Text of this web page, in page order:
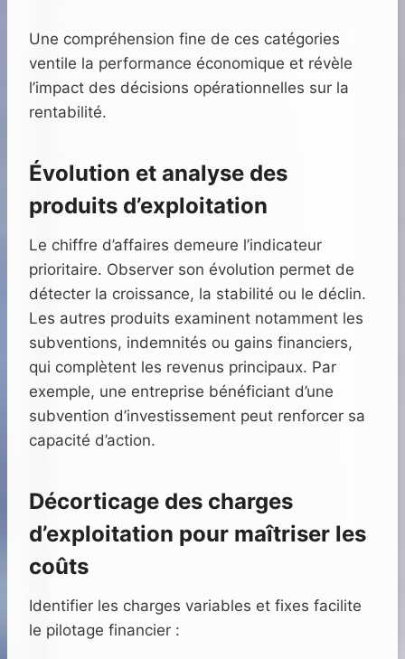
Une compréhension fine de ces catégories
ventile la performance économique et révèle
l’impact des décisions opérationnelles sur la
rentabilité.
Évolution et analyse des
produits d’exploitation
Le chiffre d’affaires demeure l’indicateur
prioritaire. Observer son évolution permet de
détecter la croissance, la stabilité ou le déclin.
Les autres produits examinent notamment les
subventions, indemnités ou gains financiers,
qui complètent les revenus principaux. Par
exemple, une entreprise bénéficiant d’une
subvention d’investissement peut renforcer sa
capacité d’action.
Décorticage des charges
d’exploitation pour maîtriser les
coûts
Identifier les charges variables et fixes facilite
le pilotage financier :